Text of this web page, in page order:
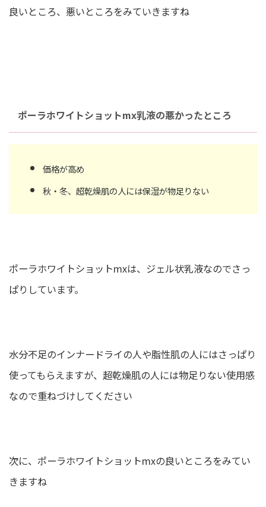
良いところ、悪いところをみていきますね
ポーラホワイトショットmx乳液の悪かったところ
価格が高め
秋・冬、超乾燥肌の人には保湿が物足りない
ポーラホワイトショットmxは、ジェル状乳液なのでさっ
ぱりしています。
水分不足のインナードライの人や脂性肌の人にはさっぱり
使ってもらえますが、超乾燥肌の人には物足りない使用感
なので重ねづけしてください
次に、ポーラホワイトショットmxの良いところをみてい
きますね